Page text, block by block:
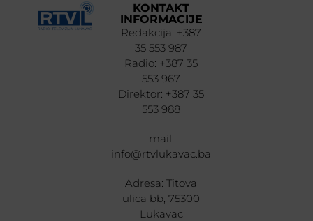
KONTAKT
INFORMACIJE
Redakcija: +387
35 553 987
Radio: +387 35
553 967
Direktor: +387 35
553 988
mail:
info@rtvlukavac.ba
Adresa: Titova
ulica bb, 75300
Lukavac